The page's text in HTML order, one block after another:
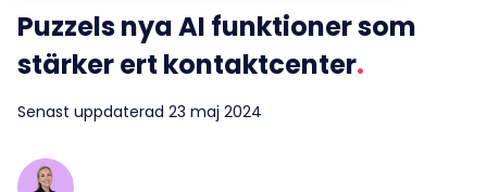
Integrationer
Våra lösningar
Retail
AI-drivna upplevelser
Co-Pilot
Resurser.
Rapporter & e-böcker.
ROI Calculator
Investerare
Puzzels nya AI funktioner som
stärker ert kontaktcenter.
Senast uppdaterad 23 maj 2024